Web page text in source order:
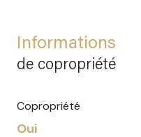
Informations
de copropriété
Copropriété
Oui